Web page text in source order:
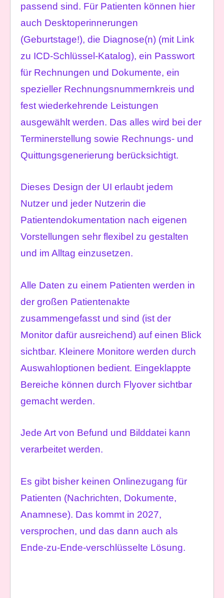
passend sind. Für Patienten können hier
auch Desktoperinnerungen
(Geburtstage!), die Diagnose(n) (mit Link
zu ICD-Schlüssel-Katalog), ein Passwort
für Rechnungen und Dokumente, ein
spezieller Rechnungsnummernkreis und
fest wiederkehrende Leistungen
ausgewählt werden. Das alles wird bei der
Terminerstellung sowie Rechnungs- und
Quittungsgenerierung berücksichtigt.
Dieses Design der UI erlaubt jedem
Nutzer und jeder Nutzerin die
Patientendokumentation nach eigenen
Vorstellungen sehr flexibel zu gestalten
und im Alltag einzusetzen.
Alle Daten zu einem Patienten werden in
der großen Patientenakte
zusammengefasst und sind (ist der
Monitor dafür ausreichend) auf einen Blick
sichtbar. Kleinere Monitore werden durch
Auswahloptionen bedient. Eingeklappte
Bereiche können durch Flyover sichtbar
gemacht werden.
Jede Art von Befund und Bilddatei kann
verarbeitet werden.
Es gibt bisher keinen Onlinezugang für
Patienten (Nachrichten, Dokumente,
Anamnese). Das kommt in 2027,
versprochen, und das dann auch als
Ende-zu-Ende-verschlüsselte Lösung.